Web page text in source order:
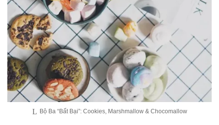
Bộ Ba “Bất Bại”: Cookies, Marshmallow & Chocomallow